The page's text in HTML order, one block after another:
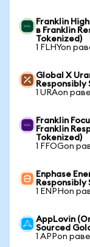
Franklin
в Franklin
Tokenized)
1 FLHYon
Global X
Responsibly
1 URAon
Franklin
Franklin
Tokenized)
1 FFOGon
Enphase
Responsibly
1 ENPHon
AppLovin
Sourced
1 APPon